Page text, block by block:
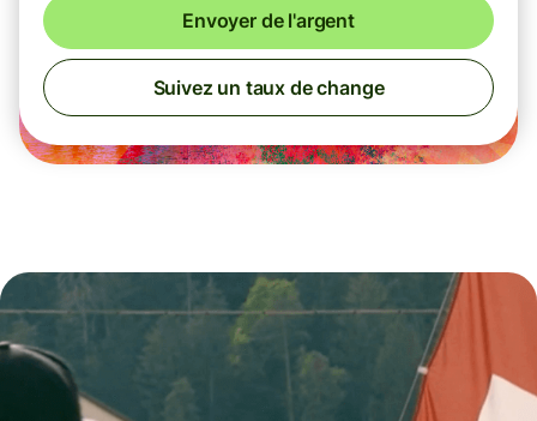
Envoyer de l'argent
Suivez un taux de change